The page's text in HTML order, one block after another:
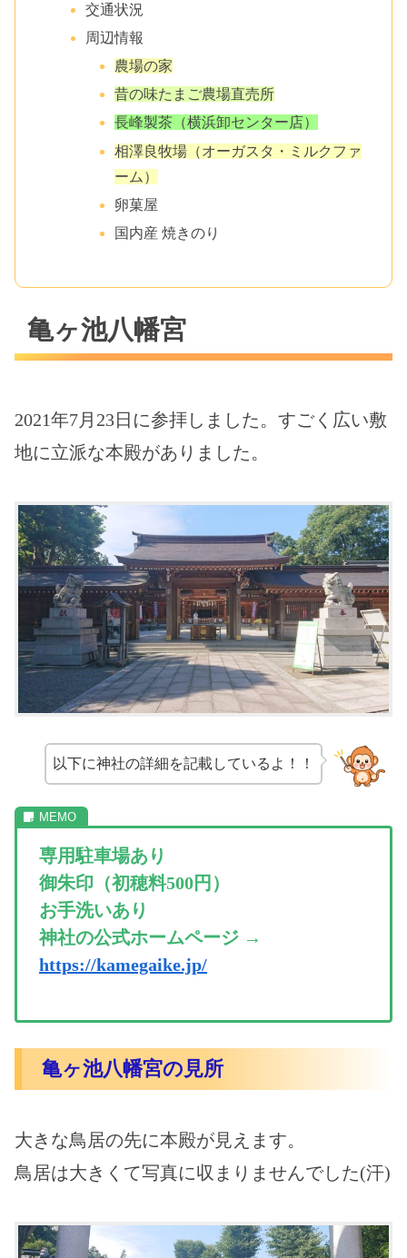
交通状況
周辺情報
農場の家
昔の味たまご農場直売所
長峰製茶（横浜卸センター店）
相澤良牧場（オーガスタ・ミルクファ
ーム）
卵菓屋
国内産 焼きのり
亀ヶ池八幡宮
2021年7月23日に参拝しました。すごく広い敷
地に立派な本殿がありました。
以下に神社の詳細を記載しているよ！！
専用駐車場あり
御朱印（初穂料500円）
お手洗いあり
神社の公式ホームページ →
https://kamegaike.jp/
亀ヶ池八幡宮の見所
大きな鳥居の先に本殿が見えます。
鳥居は大きくて写真に収まりませんでした(汗)